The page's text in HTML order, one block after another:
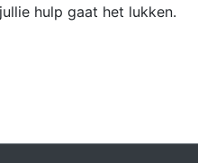
hulp gaat het lukken.